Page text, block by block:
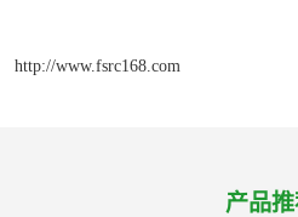
http://www.fsrc168.com
产品